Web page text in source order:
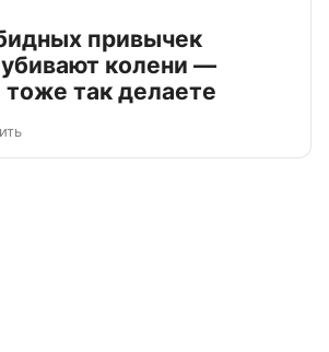
привычек
колени —
так делаете